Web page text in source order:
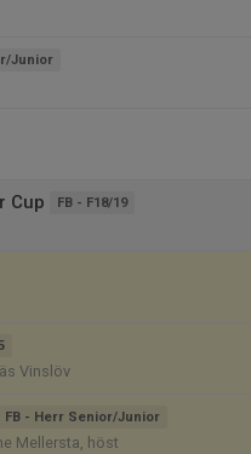
Junior
Cup FB - F18/19
Vinslöv
FB - Herr Senior/Junior
Mellersta, höst